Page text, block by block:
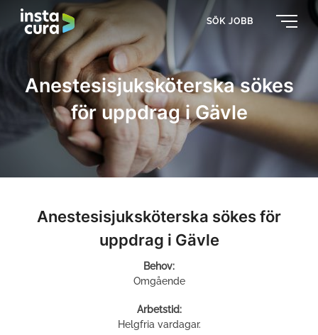
SÖK JOBB
Anestesisjuksköterska sökes
för uppdrag i Gävle
Anestesisjuksköterska sökes för
uppdrag i Gävle
Behov:
Omgående
Arbetstid:
Helgfria vardagar.